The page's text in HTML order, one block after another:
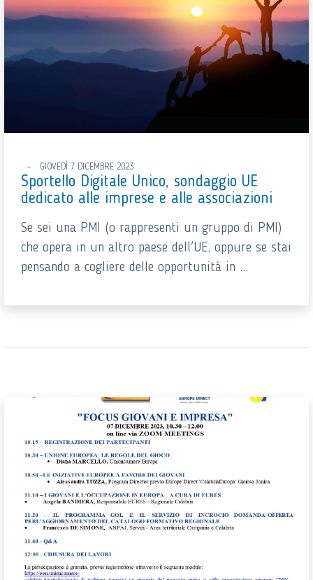
GIOVEDÌ 7 DICEMBRE 2023
Sportello Digitale Unico, sondaggio UE
dedicato alle imprese e alle associazioni
Se sei una PMI (o rappresenti un gruppo di PMI)
che opera in un altro paese dell'UE, oppure se stai
pensando a cogliere delle opportunità in ...